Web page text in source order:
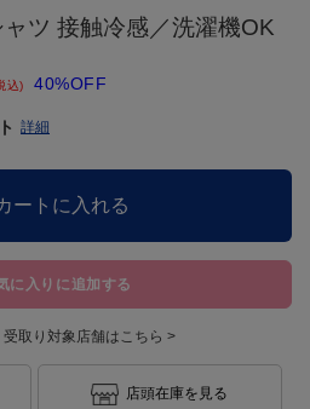
ツ 接触冷感／洗濯機OK
込) 40%OFF
詳細
ートに入れる
に入りに追加する
受取り対象店舗はこちら >
店頭在庫を見る